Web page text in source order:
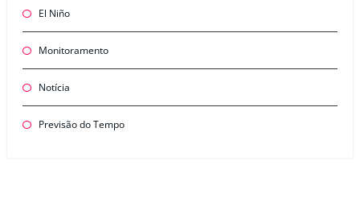
El Niño
Monitoramento
Notícia
Previsão do Tempo